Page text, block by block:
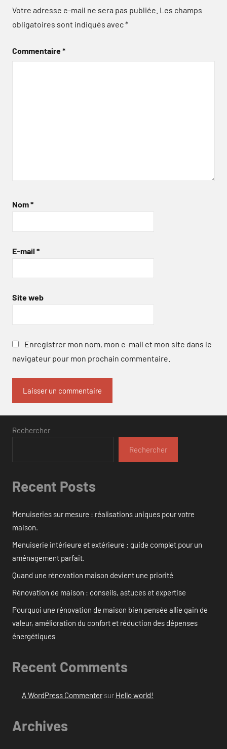
Votre adresse e-mail ne sera pas publiée. Les champs
obligatoires sont indiqués avec*
Commentaire*
Nom*
E-mail *
Site web
Enregistrer mon nom, mon e-mail et mon site dans le
navigateur pour mon prochain commentaire.
Rechercher
Rechercher
Recent Posts
Menuiseries sur mesure : réalisations uniques pour votre
maison.
Menuiserie intérieure et extérieure : guide complet pour un
aménagement parfait.
Quand une rénovation maison devient une priorité
Rénovation de maison : conseils, astuces et expertise
Pourquoi une rénovation de maison bien pensée allie gain de
valeur, amélioration du confort et réduction des dépenses
énergétiques
Recent Comments
A WordPress Commentersur Hello world!
Archives